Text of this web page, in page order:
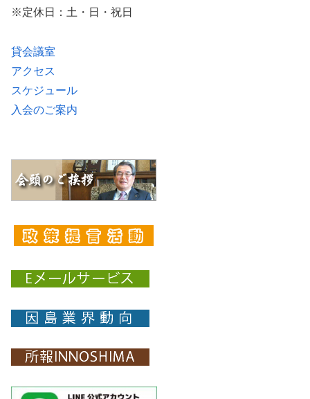
※定休日：土・日・祝日
貸会議室
アクセス
スケジュール
入会のご案内